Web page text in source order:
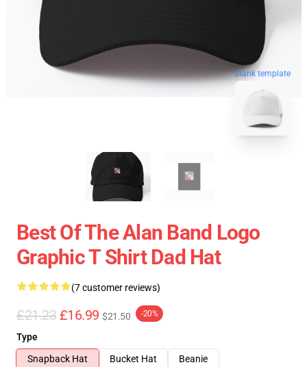
blank template
Best Of The Alan Band Logo
Graphic T Shirt Dad Hat
(7 customer reviews)
£21.23 £16.99 $21.50 -20%
Type
Snapback Hat
Bucket Hat
Beanie